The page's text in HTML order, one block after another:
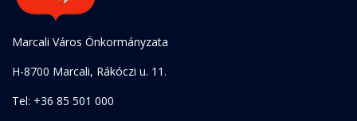
Marcali Város Önkormányzata
H-8700 Marcali, Rákóczi u. 11.
Tel: +36 85 501 000